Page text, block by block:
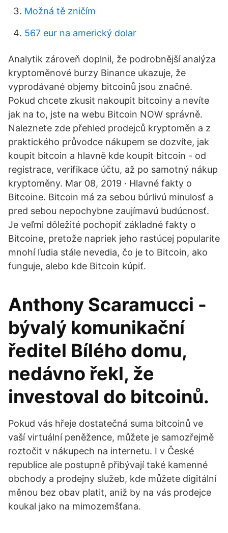
Možná tě zničím
567 eur na americký dolar
Analytik zároveň doplnil, že podrobnější analýza
kryptoměnové burzy Binance ukazuje, že
vyprodávané objemy bitcoinů jsou značné.
Pokud chcete zkusit nakoupit bitcoiny a nevíte
jak na to, jste na webu Bitcoin NOW správně.
Naleznete zde přehled prodejců kryptoměn a z
praktického průvodce nákupem se dozvíte, jak
koupit bitcoin a hlavně kde koupit bitcoin - od
registrace, verifikace účtu, až po samotný nákup
kryptoměny. Mar 08, 2019 · Hlavné fakty o
Bitcoine. Bitcoin má za sebou búrlivú minulosť a
pred sebou nepochybne zaujímavú budúcnosť.
Je veľmi dôležité pochopiť základné fakty o
Bitcoine, pretože napriek jeho rastúcej popularite
mnohí ľudia stále nevedia, čo je to Bitcoin, ako
funguje, alebo kde Bitcoin kúpiť.
Anthony Scaramucci -
bývalý komunikační
ředitel Bílého domu,
nedávno řekl, že
investoval do bitcoinů.
Pokud vás hřeje dostatečná suma bitcoinů ve
vaší virtuální peněžence, můžete je samozřejmě
roztočit v nákupech na internetu. I v České
republice ale postupně přibývají také kamenné
obchody a prodejny služeb, kde můžete digitální
měnou bez obav platit, aniž by na vás prodejce
koukal jako na mimozemšťana.